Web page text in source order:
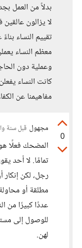
بدلاً من العمل
لا يزالون
تقييم النساء
معظم النساء
وعملية دون
كانت النساء
مفاهيمنا عن
0
مجهول قبل سنة
المضحك فعلًا
تمامًا. لا أحد
رجل، لكن
مطلقة أو
عددًا كبيرًا من
للوصول إلى
لهن.